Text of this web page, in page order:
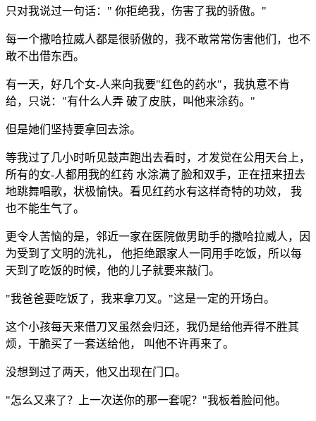
只对我说过一句话：" 你拒绝我，伤害了我的骄傲。"
每一个撒哈拉威人都是很骄傲的，我不敢常常伤害他们，也不
敢不出借东西。
有一天，好几个女-人来向我要"红色的药水"，我执意不肯
给，只说："有什么人弄 破了皮肤，叫他来涂药。"
但是她们坚持要拿回去涂。
等我过了几小时听见鼓声跑出去看时，才发觉在公用天台上，
所有的女-人都用我的红药 水涂满了脸和双手，正在扭来扭去
地跳舞唱歌，状极愉快。看见红药水有这样奇特的功效， 我
也不能生气了。
更令人苦恼的是，邻近一家在医院做男助手的撒哈拉威人，因
为受到了文明的洗礼， 他拒绝跟家人一同用手吃饭，所以每
天到了吃饭的时候，他的儿子就要来敲门。
"我爸爸要吃饭了，我来拿刀叉。"这是一定的开场白。
这个小孩每天来借刀叉虽然会归还，我仍是给他弄得不胜其
烦，干脆买了一套送给他， 叫他不许再来了。
没想到过了两天，他又出现在门口。
"怎么又来了？上一次送你的那一套呢？"我板着脸问他。